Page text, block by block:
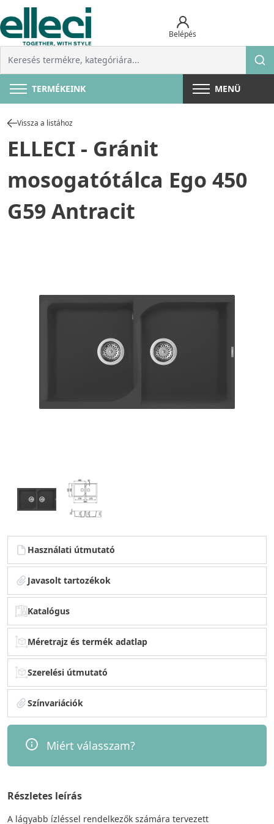
Belépés
TERMÉKEINK MENÜ
Vissza a listához
ELLECI - Gránit
mosogatótálca Ego 450
G59 Antracit
Használati útmutató
Javasolt tartozékok
Katalógus
Méretrajz és termék adatlap
Szerelési útmutató
Színvariációk
Miért válasszam?
Részletes leírás
A lágyabb ízléssel rendelkezők számára tervezett